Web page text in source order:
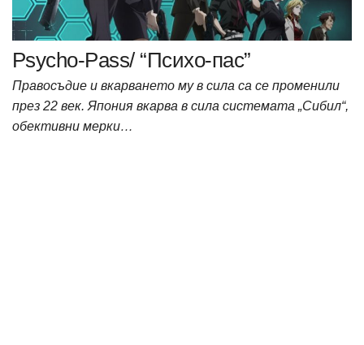
Psycho-Pass/ “Психо-пас”
Правосъдие и вкарването му в сила са се променили
през 22 век. Япония вкарва в сила системата „Сибил“,
обективни мерки…